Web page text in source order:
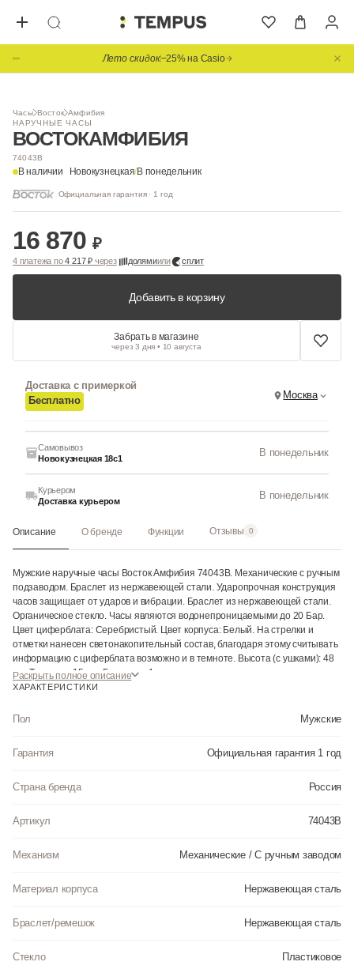
Лето скидок−25% на Casio
Часы Восток Амфибия
НАРУЧНЫЕ ЧАСЫ
ВОСТОКАМФИБИЯ
74043В
В наличии Новокузнецкая/В понедельник
Официальная гарантия · 1 год
16 870 ₽
4 платежа по4 217 ₽через долямиили сплит
Добавить в корзину
Забрать в магазине
через 3 дня • 10 августа
Доставка с примеркой
Бесплатно
Москва
Самовывоз
Новокузнецкая 18с1
В понедельник
Курьером
Доставка курьером
В понедельник
Описание О бренде Функции Отзывы 0
Мужские наручные часы Восток Амфибия 74043В. Механические с ручным
подзаводом. Браслет из нержавеющей стали. Ударопрочная конструкция
часов защищает от ударов и вибрации. Браслет из нержавеющей стали.
Органическое стекло. Часы являются водонепроницаемыми до 20 Бар.
Цвет циферблата: Серебристый. Цвет корпуса: Белый. На стрелки и
отметки нанесен светонакопительный состав, благодаря этому считывать
информацию с циферблата возможно и в темноте. Высота (с ушками): 48
мм. Толщина: 15 мм. Гарантия: 1 год.
Раскрыть полное описание
ХАРАКТЕРИСТИКИ
Пол Мужские
Гарантия Официальная гарантия 1 год
Страна бренда Россия
Артикул 74043В
Механизм Механические / С ручным заводом
Материал корпуса Нержавеющая сталь
Браслет/ремешок Нержавеющая сталь
Стекло Пластиковое